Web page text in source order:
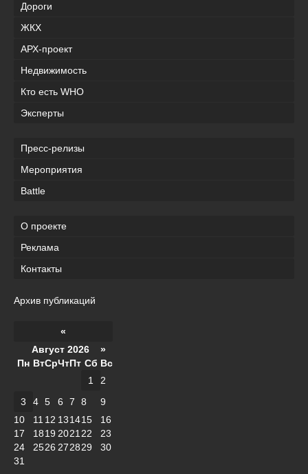
Дороги
ЖКХ
АРХ-проект
Недвижимость
Кто есть WHO
Эксперты
Пресс-релизы
Мероприятия
Battle
О проекте
Реклама
Контакты
Архив публикаций
«
Август 2026 »
Пн ВтСрЧтПт Сб Вс
1
2
3
4 5 6 7 8
9
10
11 12 131415
16
17
1819 2021 22
23
24
2526 272829
30
31